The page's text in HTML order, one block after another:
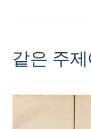
같은 주